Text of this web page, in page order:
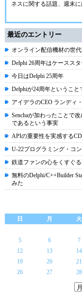
ネスに関する話題、週末に
最近のエントリー
オンライン配信機材の世
Delphi 26周年はケーススタ
今日はDelphi 25周年
Delphiが24周年というこ
アイデラのCEO ランディ
Senchaが加わったことで
であるという事実
APIの重要性を実感する
U-22プログラミング・コ
鉄道ファンの心をくすぐ
無料のDelphi/C++Builder
みた
日
月 火
5
6 7
12
13 14
19
20 21
26
27 28